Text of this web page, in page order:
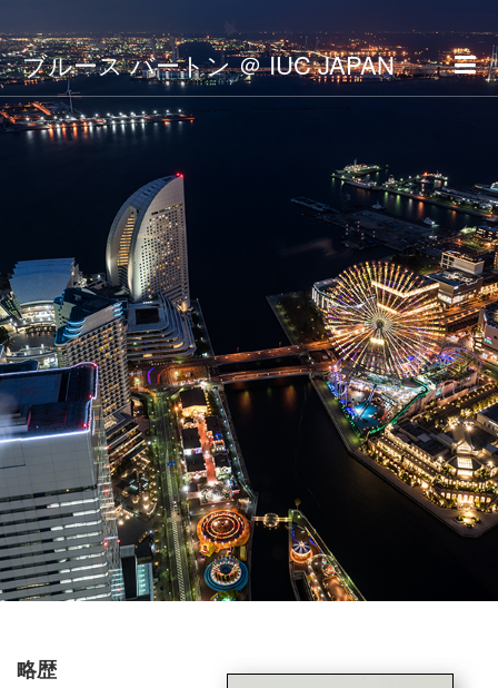
ブルース バートン ＠ IUC JAPAN
略歴